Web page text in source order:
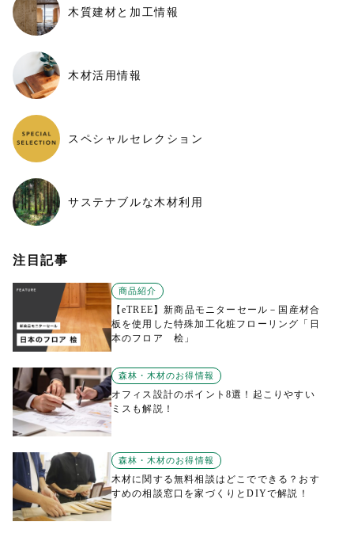
木質建材と加工情報
木材活用情報
スペシャルセレクション
サステナブルな木材利用
注目記事
商品紹介
【eTREE】新商品モニターセール－国産材合
板を使用した特殊加工化粧フローリング「日
本のフロア 桧」
森林・木材のお得情報
オフィス設計のポイント8選！起こりやすい
ミスも解説！
森林・木材のお得情報
木材に関する無料相談はどこでできる？おす
すめの相談窓口を家づくりとDIYで解説！